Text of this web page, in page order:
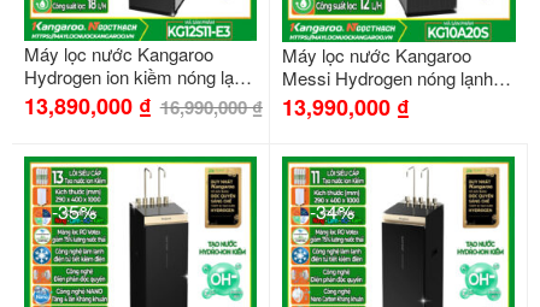
Máy lọc nước Kangaroo
Hydrogen ion kiềm nóng lạnh
KG12S11-E3
13,890,000 ₫ 16,990,000₫
Máy lọc nước Kangaroo
Messi Hydrogen nóng lạnh
KG10A20S
13,990,000 ₫
-35% -34%